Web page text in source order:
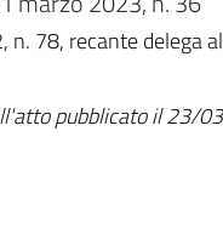
78, recante delega
pubblicato il 23/